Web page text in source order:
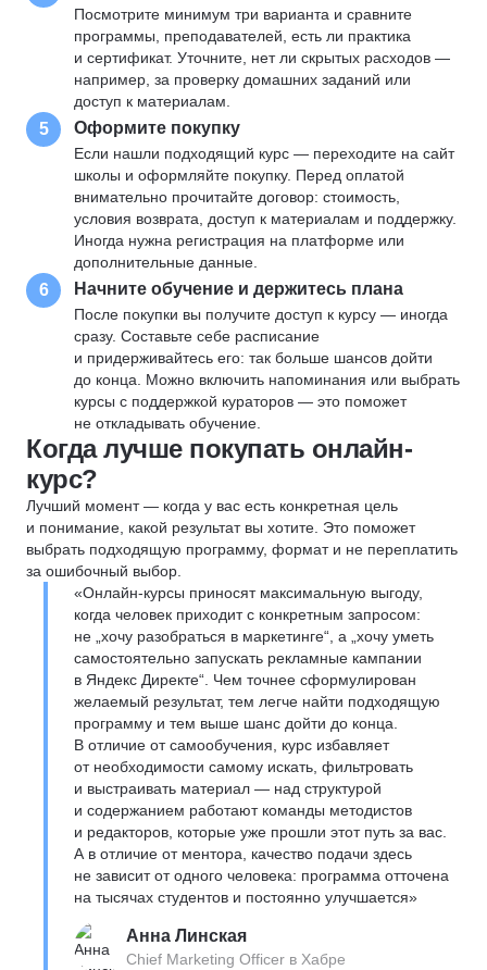
Посмотрите минимум три варианта и сравните
программы, преподавателей, есть ли практика
и сертификат. Уточните, нет ли скрытых расходов —
например, за проверку домашних заданий или
доступ к материалам.
5 Оформите покупку
Если нашли подходящий курс — переходите на сайт
школы и оформляйте покупку. Перед оплатой
внимательно прочитайте договор: стоимость,
условия возврата, доступ к материалам и поддержку.
Иногда нужна регистрация на платформе или
дополнительные данные.
6 Начните обучение и держитесь плана
После покупки вы получите доступ к курсу — иногда
сразу. Составьте себе расписание
и придерживайтесь его: так больше шансов дойти
до конца. Можно включить напоминания или выбрать
курсы с поддержкой кураторов — это поможет
не откладывать обучение.
Когда лучше покупать онлайн-
курс?
Лучший момент — когда у вас есть конкретная цель
и понимание, какой результат вы хотите. Это поможет
выбрать подходящую программу, формат и не переплатить
за ошибочный выбор.
«Онлайн-курсы приносят максимальную выгоду,
когда человек приходит с конкретным запросом:
не „хочу разобраться в маркетинге“, а „хочу уметь
самостоятельно запускать рекламные кампании
в Яндекс Директе“. Чем точнее сформулирован
желаемый результат, тем легче найти подходящую
программу и тем выше шанс дойти до конца.
В отличие от самообучения, курс избавляет
от необходимости самому искать, фильтровать
и выстраивать материал — над структурой
и содержанием работают команды методистов
и редакторов, которые уже прошли этот путь за вас.
А в отличие от ментора, качество подачи здесь
не зависит от одного человека: программа отточена
на тысячах студентов и постоянно улучшается»
Анна Линская
Chief Marketing Officer в Хабре